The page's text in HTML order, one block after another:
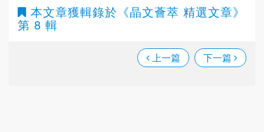
本文章獲輯錄於 《晶文薈萃 精選文章》
第 8 輯
上一篇 下一篇